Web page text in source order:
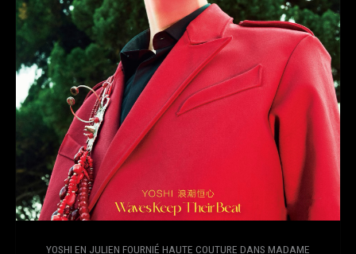
YOSHI EN JULIEN FOURNIÉ HAUTE COUTURE DANS MADAME